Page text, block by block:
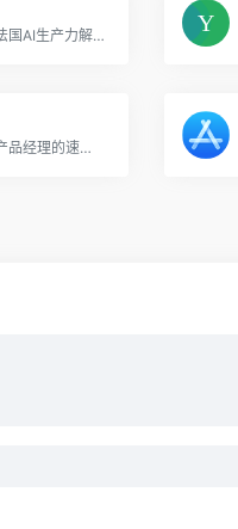
面向企业和自由职业者的多合一法国AI生产力解决方案。
人工智能驱动的应用程序，提高产品经理的速度和效率。